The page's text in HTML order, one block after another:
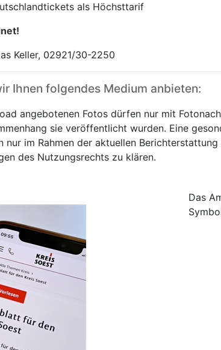
als Höchsttarif
Keller, 02921/30-2250
Ihnen folgendes Medium anbieten:
angebotenen Fotos dürfen nur mit
sie veröffentlicht wurden. Eine
im Rahmen der aktuellen
des Nutzungsrechts zu klären.
Das